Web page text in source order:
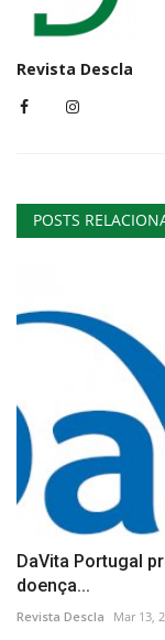
Revista Descla
POSTS
DaVita Portugal
doença...
Revista Descla Mar 13,